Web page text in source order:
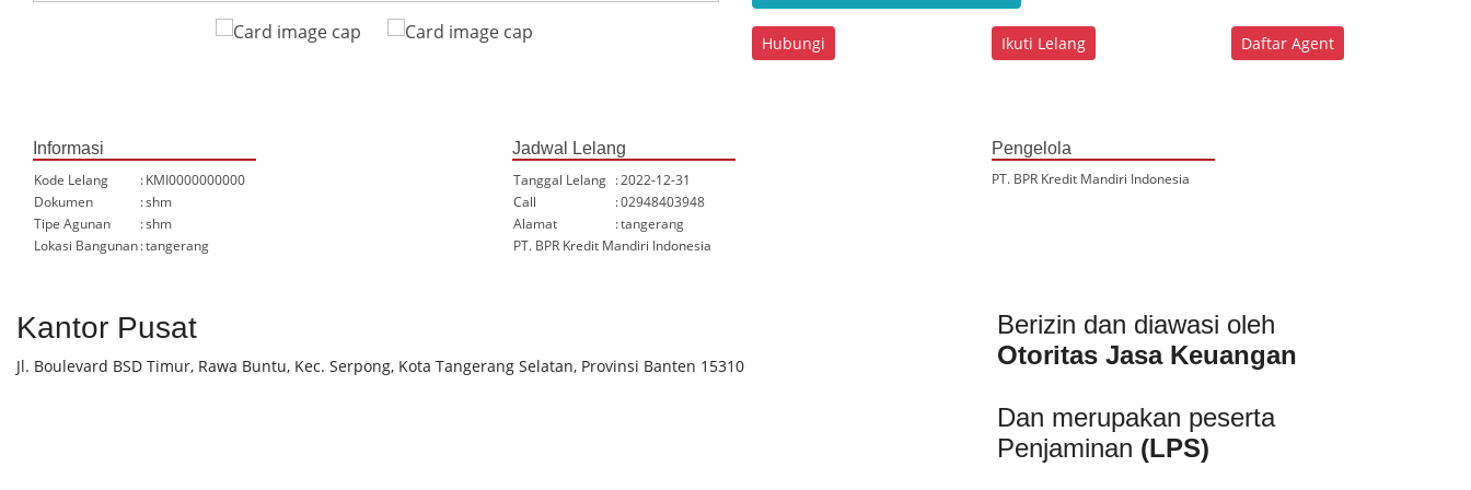
Hubungi Ikuti Lelang Daftar Agent
Informasi
Kode Lelang
:KMI0000000000
Dokumen
:shm
Tipe Agunan
:shm
Lokasi Bangunan:tangerang
Jadwal Lelang
Tanggal Lelang :2022-12-31
Call
:02948403948
Alamat
:tangerang
PT. BPR Kredit Mandiri Indonesia
Pengelola
PT. BPR Kredit Mandiri Indonesia
Kantor Pusat
Jl. Boulevard BSD Timur, Rawa Buntu, Kec. Serpong, Kota Tangerang Selatan, Provinsi Banten 15310
Berizin dan diawasi oleh
Otoritas Jasa Keuangan
Dan merupakan peserta
Penjaminan (LPS)